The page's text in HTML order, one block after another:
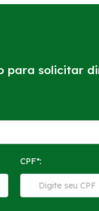
para solicitar
CPF*: